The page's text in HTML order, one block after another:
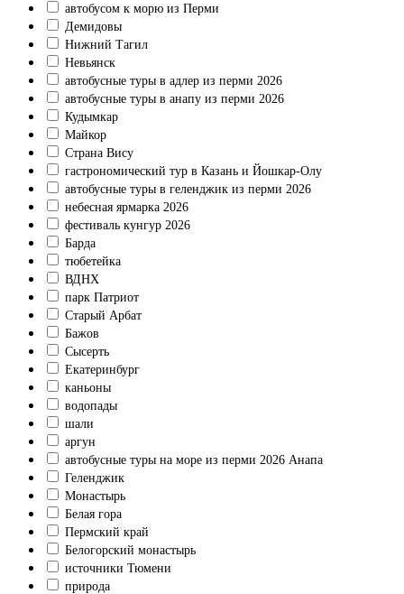
автобусом к морю из Перми
Демидовы
Нижний Тагил
Невьянск
автобусные туры в адлер из перми 2026
автобусные туры в анапу из перми 2026
Кудымкар
Майкор
Страна Вису
гастрономический тур в Казань и Йошкар-Олу
автобусные туры в геленджик из перми 2026
небесная ярмарка 2026
фестиваль кунгур 2026
Барда
тюбетейка
ВДНХ
парк Патриот
Старый Арбат
Бажов
Сысерть
Екатеринбург
каньоны
водопады
шали
аргун
автобусные туры на море из перми 2026 Анапа
Геленджик
Монастырь
Белая гора
Пермский край
Белогорский монастырь
источники Тюмени
природа